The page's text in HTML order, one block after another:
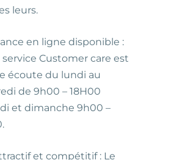
leurs.
en ligne disponible :
Customer care est
écoute du lundi au
de 9h00 – 18H00
et dimanche 9h00 –
et compétitif : Le